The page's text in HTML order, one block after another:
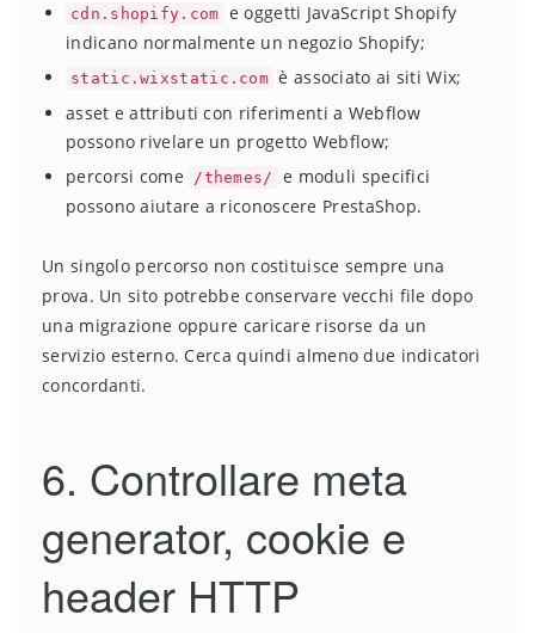
cdn.shopify.com e oggetti JavaScript Shopify
indicano normalmente un negozio Shopify;
static.wixstatic.com è associato ai siti Wix;
asset e attributi con riferimenti a Webflow
possono rivelare un progetto Webflow;
percorsi come
/themes/
e moduli specifici
possono aiutare a riconoscere PrestaShop.
Un singolo percorso non costituisce sempre una
prova. Un sito potrebbe conservare vecchi file dopo
una migrazione oppure caricare risorse da un
servizio esterno. Cerca quindi almeno due indicatori
concordanti.
6. Controllare meta
generator, cookie e
header HTTP